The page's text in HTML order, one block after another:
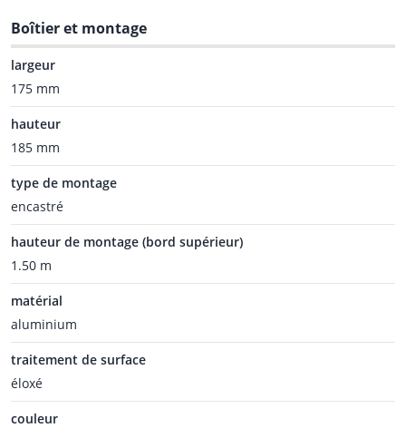
Boîtier et montage
largeur
175 mm
hauteur
185 mm
type de montage
encastré
hauteur de montage (bord supérieur)
1.50 m
matérial
aluminium
traitement de surface
éloxé
couleur